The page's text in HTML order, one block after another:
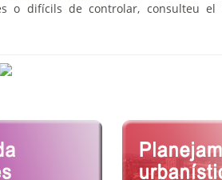
o difícils de controlar, consulteu el